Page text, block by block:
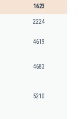
1623
2224
4619
4683
5210